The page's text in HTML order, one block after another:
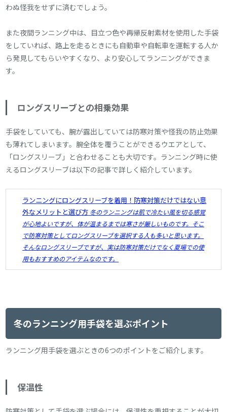
わぬ怪我をせずに済むでしょう。
また夜間ランニング中は、目立つ色や再帰反射素材を使用した手袋
をしていれば、路上を走るときにも自動車や自転車を運転する人か
ら発見してもらいやすくなり、より安心してランニングができま
す。
ロングスリーブとの相乗効果
手袋をしていても、腕が露出していては防寒対策や怪我の防止効果
も薄れてしまいます。腕全体を覆うことができるウエアとして、
「ロングスリーブ」と合わせることも大切です。ランニング時に使
えるロングスリーブは以下の記事で詳しく紹介しています。
ランニングにロングスリーブを着用！防寒対策だけではない意
外なメリットと選び方 冬のランニングは肌で冷たい風を切る感覚
が心地よいですが、体が温まるまでは寒さが厳しいものです。そこ
で防寒対策としてロングスリーブを選択する人も多いと思います。
そんなロングスリーブですが、実は防寒対策だけでなく夏場での使
用もおすすめのアイテムなのです。
冬のランニング用手袋を選ぶポイント
ランニング用手袋を選ぶときの6つのポイントをご紹介します。
保温性